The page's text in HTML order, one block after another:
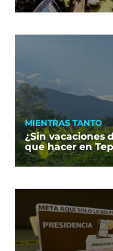
MIENTRAS TANTO
¿Sin vacaciones
que hacer en